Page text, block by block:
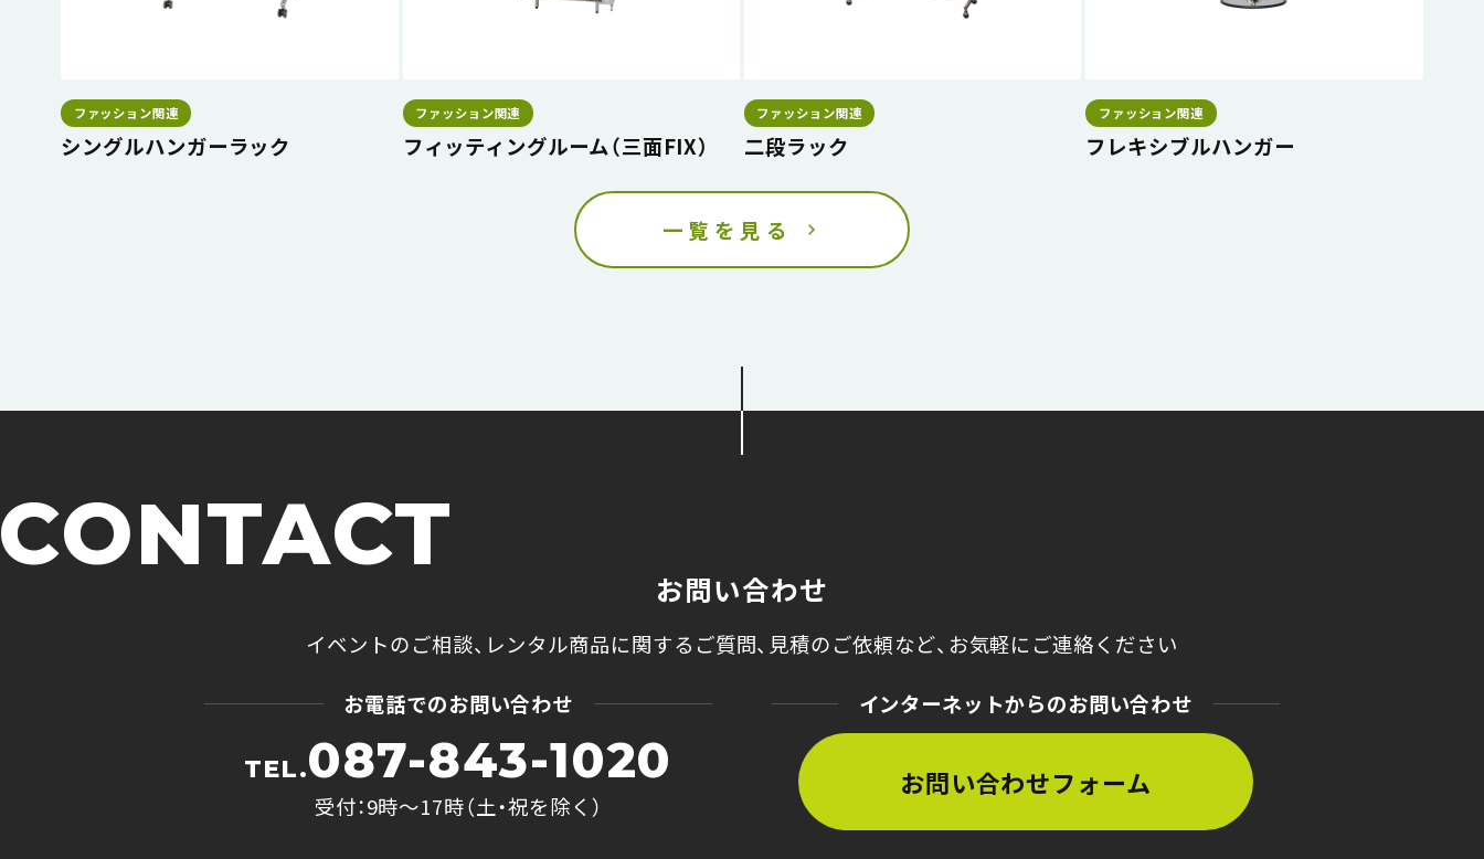
ファッション関連
シングルハンガーラック
ファッション関連
フィッティングルーム（三面FIX）
ファッション関連
二段ラック
ファッション関連
フレキシブルハンガー
一覧を見る
お問い合わせ
イベントのご相談、 レンタル商品に関するご質問、 見積のご依頼など、 お気軽にご連絡ください
お電話でのお問い合わせ
TEL.087-843-1020
受付：9時〜17時（土・祝を除く）
インターネットからのお問い合わせ
お問い合わせフォーム